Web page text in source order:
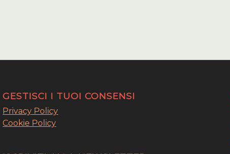
GESTISCI I TUOI CONSENSI
Privacy Policy
Cookie Policy